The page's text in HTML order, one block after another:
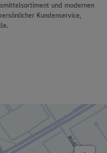
und modernen
Kundenservice,